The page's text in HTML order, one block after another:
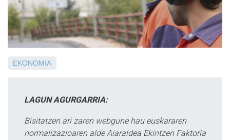
EKONOMIA
LAGUN AGURGARRIA:
Bisitatzen ari zaren webgune hau euskararen
normalizazioaren alde Aiaraldea Ekintzen Faktoria